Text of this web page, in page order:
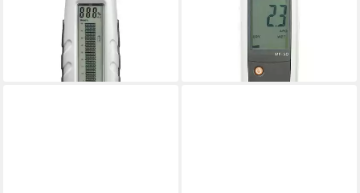
und Baufeuchte-Messgerät
lieferbar - in 2-3 Werktagen bei dir
Messgerät MF-50
lieferbar - in 2-3 Werktagen bei dir